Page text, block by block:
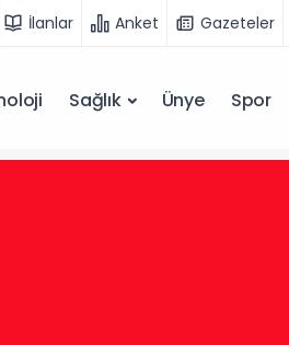
İlanlar Anket Gazeteler
Sağlık Ünye Spor